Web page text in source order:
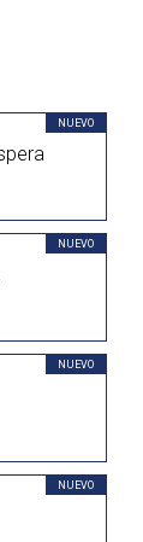
NUEVO
NUEVO
NUEVO
NUEVO